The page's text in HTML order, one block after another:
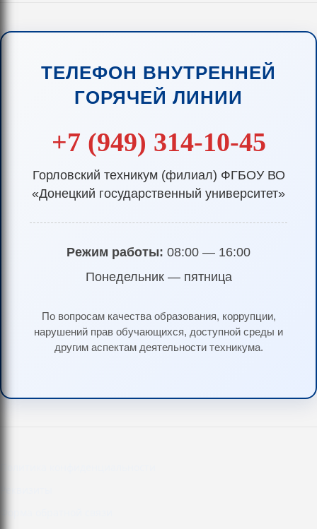
ТЕЛЕФОН ВНУТРЕННЕЙ
ГОРЯЧЕЙ ЛИНИИ
+7 (949) 314-10-45
Горловский техникум (филиал) ФГБОУ ВО
«Донецкий государственный университет»
Режим работы: 08:00 — 16:00
Понедельник — пятница
По вопросам качества образования, коррупции,
нарушений прав обучающихся, доступной среды и
другим аспектам деятельности техникума.